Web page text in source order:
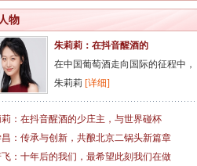
物
朱莉莉：在抖音醒酒的
在中国葡萄酒走向国际的征程中，
朱莉莉 [详细]
：在抖音醒酒的少庄主，与世界碰杯
：传承与创新，共酿北京二锅头新篇章
：十年后的我们，最希望此刻我们在做